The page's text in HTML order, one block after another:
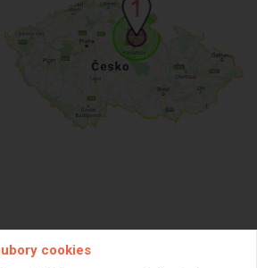
portálu ARES dne 05.01.2024 00:45:05
cookies